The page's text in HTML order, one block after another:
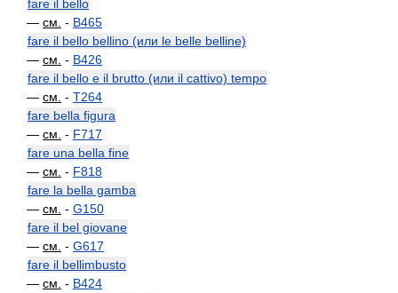
fare il bello
— см. - B465
fare il bello bellino (или le belle belline)
— см. - B426
fare il bello e il brutto (или il cattivo) tempo
— см. - T264
fare bella figura
— см. - F717
fare una bella fine
— см. - F818
fare la bella gamba
— см. - G150
fare il bel giovane
— см. - G617
fare il bellimbusto
— см. - B424